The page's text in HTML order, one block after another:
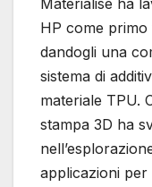
Materialise ha
HP come primo
dandogli una
sistema di
materiale TPU.
stampa 3D ha
applicazioni